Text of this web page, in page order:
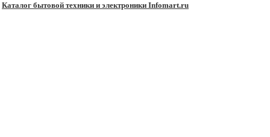
Каталог бытовой техники и электроники Infomart.ru